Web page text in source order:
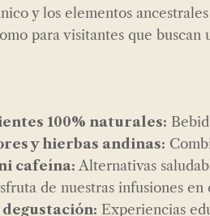
y los elementos
para visitantes que buscan
100% naturales:
y hierbas andinas:
cafeína: Alternativas
de nuestras infusiones en
Experiencias